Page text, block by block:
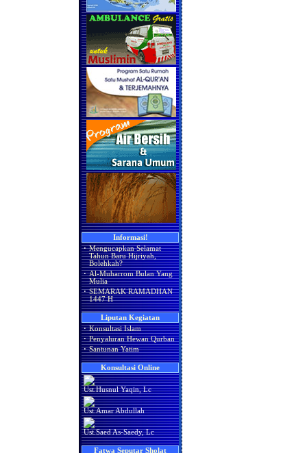
Informasi!
· Mengucapkan Selamat
Tahun Baru Hijriyah,
Bolehkah?
· Al-Muharrom Bulan Yang
Mulia
· SEMARAK RAMADHAN
1447 H
Liputan Kegiatan
· Konsultasi Islam
· Penyaluran Hewan Qurban
· Santunan Yatim
Konsultasi Online
Ust.Husnul Yaqin, Lc
Ust.Amar Abdullah
Ust.Saed As-Saedy, Lc
Fatwa Seputar Sholat